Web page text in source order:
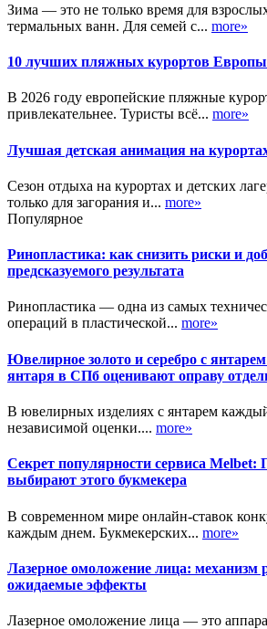
Зима — это не только время для
термальных ванн. Для семей с... more»
10 лучших пляжных курортов Европы
В 2026 году европейские пляжные
привлекательнее. Туристы всё... more»
Лучшая детская анимация на
Сезон отдыха на курортах и детских
только для загорания и... more»
Популярное
Ринопластика: как снизить риски и
предсказуемого результата
Ринопластика — одна из самых
операций в пластической... more»
Ювелирное золото и серебро с
янтаря в СПб оценивают оправу
В ювелирных изделиях с янтарем
независимой оценки.... more»
Секрет популярности сервиса Melbet:
выбирают этого букмекера
В современном мире онлайн-ставок
каждым днем. Букмекерских... more»
Лазерное омоложение лица: механизм
ожидаемые эффекты
Лазерное омоложение лица — это